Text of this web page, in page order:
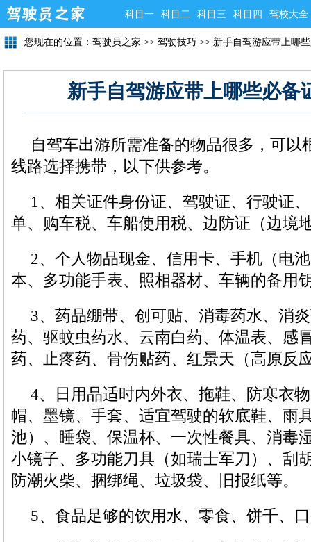
科目一 科目二 科目三 科目四 驾校大全
您现在的位置： 驾驶员之家 >> 驾驶技巧 >> 新手自驾游应带上哪
新手自驾游应带上哪些必备
自驾车出游所需准备的物品很多，可以
线路选择携带，以下供参考。
1、相关证件身份证、驾驶证、行驶证
单、购车税、车船使用税、边防证（边境
2、个人物品现金、信用卡、手机（电
本、多功能手表、照相器材、车辆的备用
3、药品绷带、创可贴、消毒药水、消
药、驱蚊虫药水、云南白药、体温表、感
药、止疼药、骨伤贴药、红景天（高原反
4、日用品适时内外衣、拖鞋、防寒衣
帽、墨镜、手套、适宜驾驶的软底鞋、雨
池）、睡袋、保温杯、一次性餐具、消毒
小镜子、多功能刀具（如瑞士军刀）、刮
防潮火柴、捆绑绳、垃圾袋、旧报纸等。
5、食品足够的饮用水、零食、饼千、